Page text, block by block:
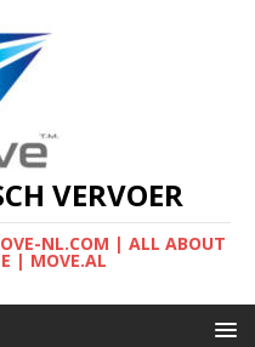
VERVOER
NL.COM | ALL ABOUT
| MOVE.AL